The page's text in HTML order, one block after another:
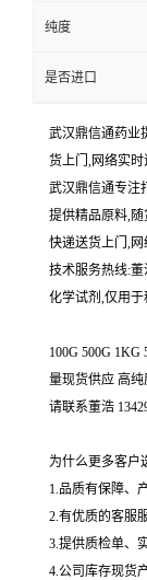
纯度
是否进口
武汉鼎信通药业
货上门,网络实
武汉鼎信通专注
提供精品原料,
快递送货上门,
技术服务热线:董
化学试剂,仅用
100G 500G
量现货供应 高
请联系董浩
为什么更多客户
1.品质有保障、
2.有优质的客服
3.提供质检单、
4.公司库存现货